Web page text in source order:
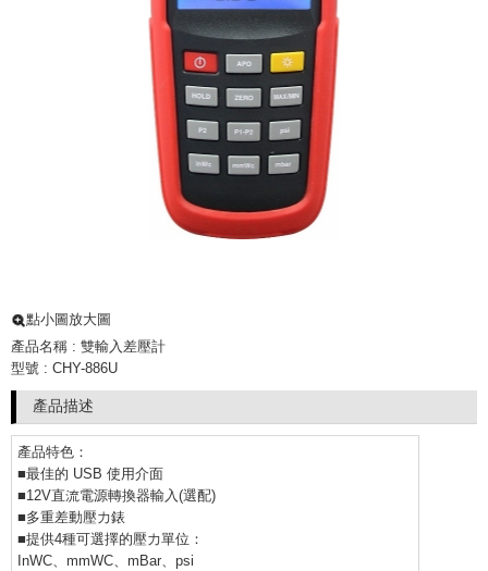
點小圖放大圖
產品名稱 : 雙輸入差壓計
型號 : CHY-886U
產品描述
產品特色：
■最佳的 USB 使用介面
■12V直流電源轉換器輸入(選配)
■多重差動壓力錶
■提供4種可選擇的壓力單位：
InWC、mmWC、mBar、psi